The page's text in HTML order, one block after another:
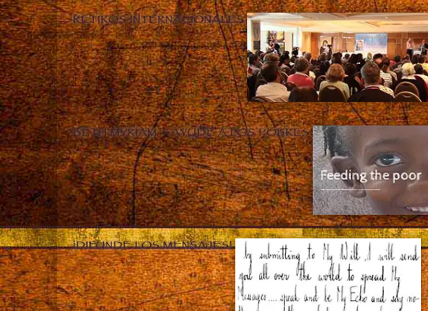
RETIROS INTERNACIONALES
BETH MYRIAM – AYUDE A LOS POBRES
¡DIFUNDE LOS MENSAJES!